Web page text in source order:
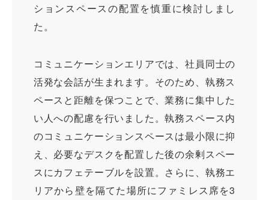
ションスペースの配置を慎重に検討しまし
た。
コミュニケーションエリアでは、社員同士の
活発な会話が生まれます。そのため、執務ス
ペースと距離を保つことで、業務に集中した
い人への配慮を行いました。執務スペース内
のコミュニケーションスペースは最小限に抑
え、必要なデスクを配置した後の余剰スペー
スにカフェテーブルを設置。さらに、執務エ
リアから壁を隔てた場所にファミレス席を3